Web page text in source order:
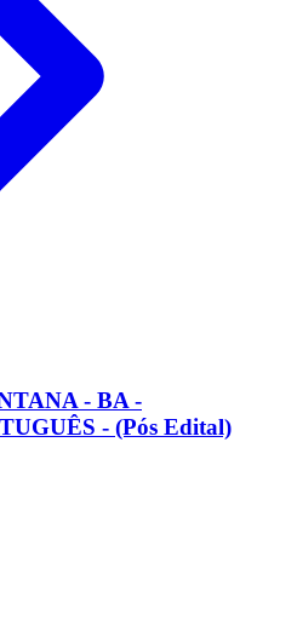
- BA -
- (Pós Edital)